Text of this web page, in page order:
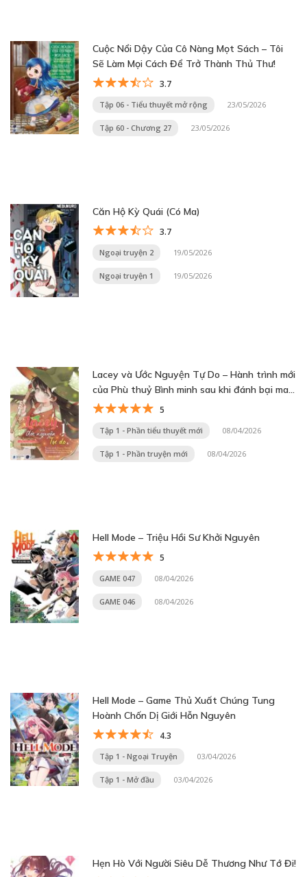
Cuộc Nổi Dậy Của Cô Nàng Mọt Sách – Tôi
Sẽ Làm Mọi Cách Để Trở Thành Thủ Thư!
3.7
Tập 06 - Tiểu thuyết mở rộng 23/05/2026
Tập 60 - Chương 27 23/05/2026
Căn Hộ Kỳ Quái (Có Ma)
3.7
Ngoại truyện 2 19/05/2026
Ngoại truyện 1 19/05/2026
Lacey và Ước Nguyện Tự Do – Hành trình mới
của Phù thuỷ Bình minh sau khi đánh bại ma
vương
5
Tập 1 - Phần tiểu thuyết mới 08/04/2026
Tập 1 - Phần truyện mới 08/04/2026
Hell Mode – Triệu Hồi Sư Khởi Nguyên
5
GAME 047 08/04/2026
GAME 046 08/04/2026
Hell Mode – Game Thủ Xuất Chúng Tung
Hoành Chốn Dị Giới Hỗn Nguyên
4.3
Tập 1 - Ngoại Truyện 03/04/2026
Tập 1 - Mở đầu 03/04/2026
Hẹn Hò Với Người Siêu Dễ Thương Như Tớ Đi!